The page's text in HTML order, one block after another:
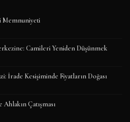
Memnuniyeti
Camileri Yeniden Düşünmek
İrade Kesişiminde Fiyatların Doğası
Ahlakın Çatışması